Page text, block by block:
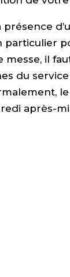
présence
particulier
messe, il
du
après-